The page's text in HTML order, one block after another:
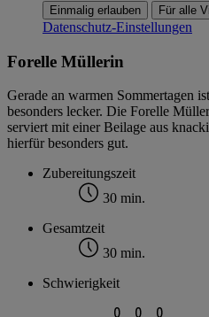
Einmalig erlauben Für alle
Datenschutz-Einstellungen
Forelle Müllerin
Gerade an warmen Sommertagen
besonders lecker. Die Forelle
serviert mit einer Beilage aus
hierfür besonders gut.
Zubereitungszeit
30 min.
Gesamtzeit
30 min.
Schwierigkeit